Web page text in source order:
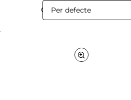
Ordenar per: